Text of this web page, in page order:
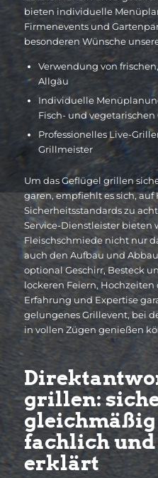
bieten individuelle
Firmenevents und
besonderen Wünsche
Verwendung von
Allgäu
Individuelle
Fisch- und
Professionelles Live-
Grillmeister
Um das Geflügel grillen
garen, empfiehlt es sich,
Sicherheitsstandards zu
Service-Dienstleister bieten
Fleischschmiede nicht nur
auch den Aufbau und
optional Geschirr, Besteck
lockeren Feiern, Hochzeiten
Erfahrung und Expertise
gelungenes Grillevent, bei
in vollen Zügen genießen
grillen:
fachlich
erklärt